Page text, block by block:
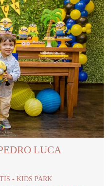
LUCA
- KIDS PARK